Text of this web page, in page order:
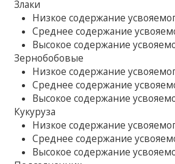
Злаки
Низкое содержание
Среднее содержание
Высокое содержание
Зернобобовые
Низкое содержание
Среднее содержание
Высокое содержание
Кукуруза
Низкое содержание
Среднее содержание
Высокое содержание